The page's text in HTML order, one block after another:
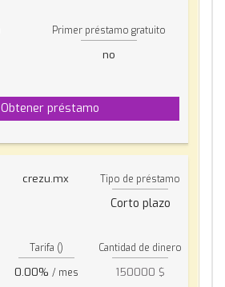
Primer préstamo gratuito
no
Obtener préstamo
crezu.mx Tipo de préstamo
Corto plazo
Tarifa ()
0.00% / mes
Cantidad de dinero
150000 $